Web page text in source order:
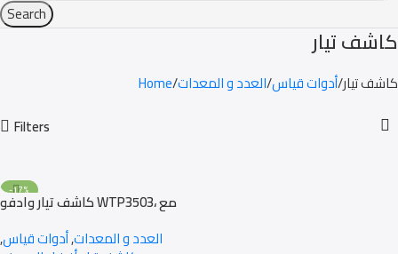
Search
كاشف تيار
Home العدد و المعدات أدوات قياس كاشف تيار
Filters
-17%
SOLD OUT
كاشف تيار وادفو WTP3503، مع
العدد و المعدات,أدوات قياس,